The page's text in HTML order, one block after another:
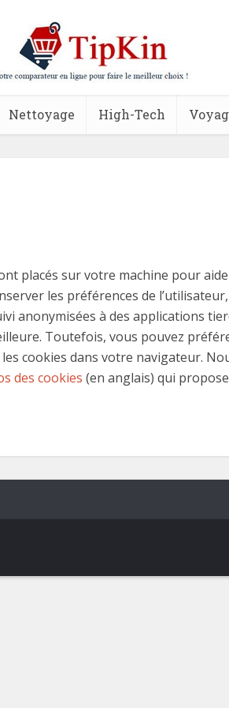
Nettoyage High-Tech
placés sur votre machine pour
les préférences de
anonymisées à des applications
Toutefois, vous pouvez
cookies dans votre navigateur.
des cookies (en anglais) qui